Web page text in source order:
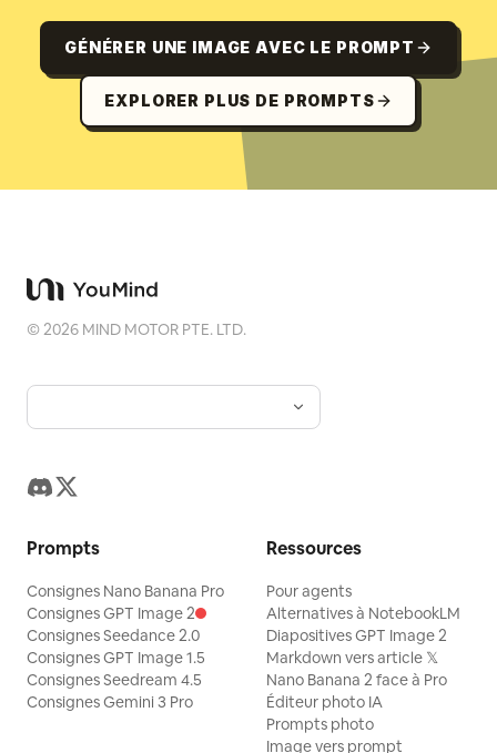
GÉNÉRER UNE IMAGE AVEC LE PROMPT
EXPLORER PLUS DE PROMPTS
©2026 MIND MOTOR PTE. LTD.
Prompts
Consignes Nano Banana Pro
Consignes GPT Image 2
Consignes Seedance 2.0
Consignes GPT Image 1.5
Consignes Seedream 4.5
Consignes Gemini 3 Pro
Ressources
Pour agents
Alternatives à NotebookLM
Diapositives GPT Image 2
Markdown vers article 𝕏
Nano Banana 2 face à Pro
Éditeur photo IA
Prompts photo
Image vers prompt